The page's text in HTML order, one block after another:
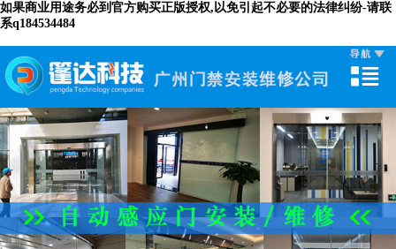
如果商业用途务必到官方购买正版授权,以免引起不必要的法律纠纷-请联
系q184534484